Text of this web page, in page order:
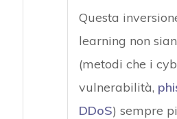
Questa
learning non
(metodi che i
vulnerabilità,
DDoS) sempre